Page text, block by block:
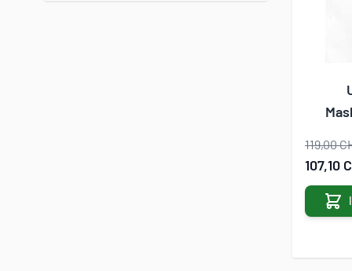
119,00
107,10